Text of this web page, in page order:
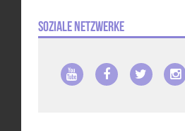
Soziale Netzwerke